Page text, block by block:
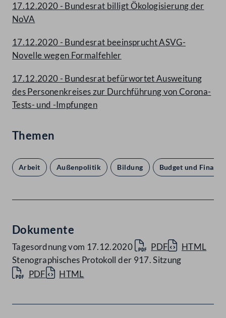
17.12.2020 - Bundesrat billigt Ökologisierung der
NoVA
17.12.2020 - Bundesrat beeinsprucht ASVG-
Novelle wegen Formalfehler
17.12.2020 - Bundesrat befürwortet Ausweitung
des Personenkreises zur Durchführung von Corona-
Tests- und -Impfungen
Themen
Arbeit Außenpolitik Bildung Budget und
Dokumente
Tagesordnung vom 17.12.2020 PDF
HTML
Stenographisches Protokoll der 917. Sitzung
PDF
HTML